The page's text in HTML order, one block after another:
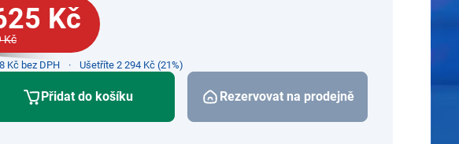
Kč
Kč
Kč bez DPH Ušetříte 2 294 Kč (21%)
Přidat do košíku Rezervovat na prodejně